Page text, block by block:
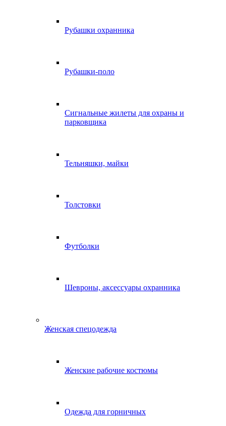
Рубашки охранника
Рубашки-поло
Сигнальные жилеты для охраны и
парковщика
Тельняшки, майки
Толстовки
Футболки
Шевроны, аксессуары охранника
Женская спецодежда
Женские рабочие костюмы
Одежда для горничных